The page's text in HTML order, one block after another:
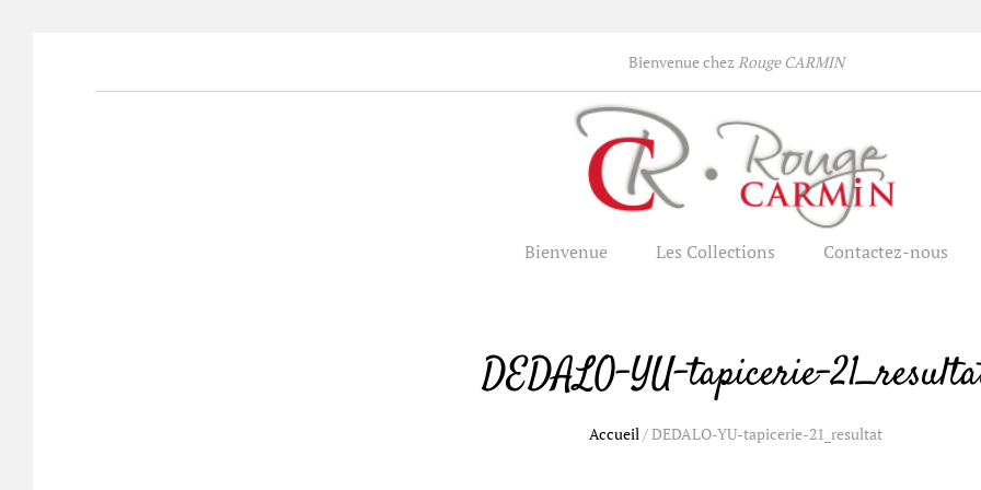
Bienvenue chez Rouge CARMIN
Bienvenue Les Collections Contactez-nous
DEDALO-YU-tapicerie-
Accueil/DEDALO-YU-tapicerie-21_resultat